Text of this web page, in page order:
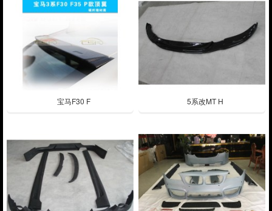
宝马F30 F 5系改MT H